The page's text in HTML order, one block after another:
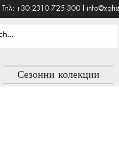
Τηλ: +30 2310 725 300 |
Сезонни колекции